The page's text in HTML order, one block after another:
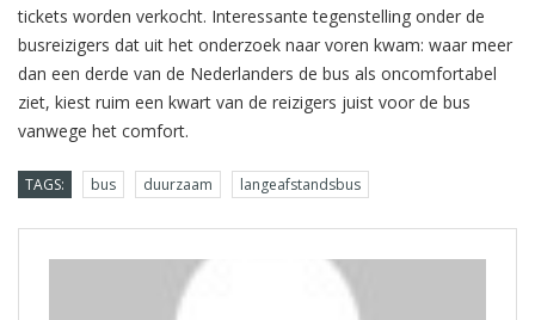
tickets worden verkocht. Interessante tegenstelling onder de
busreizigers dat uit het onderzoek naar voren kwam: waar meer
dan een derde van de Nederlanders de bus als oncomfortabel
ziet, kiest ruim een kwart van de reizigers juist voor de bus
vanwege het comfort.
TAGS: bus duurzaam langeafstandsbus